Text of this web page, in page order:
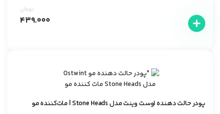
۴۳۹.۰۰۰
تومان
پودر حالت دهنده اوست وینت مدل Stone Heads | مات‌کننده مو